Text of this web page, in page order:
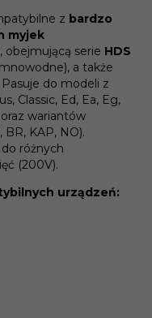
z bardzo
myjek
, obejmującą serie HDS
a także
Pasuje do modeli z
Classic, Ed, Ea, Eg,
oraz wariantów
BR, KAP, NO).
różnych
(200V).
urządzeń: